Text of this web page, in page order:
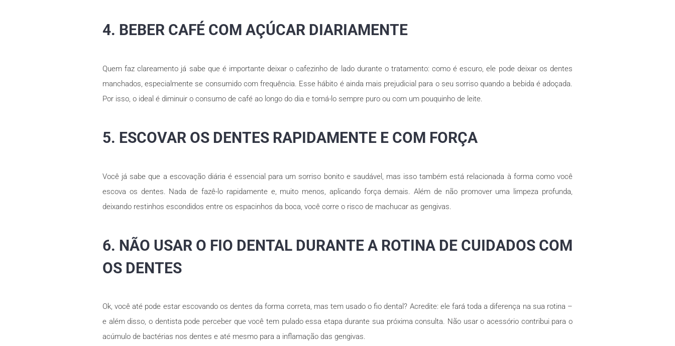
4. BEBER CAFÉ COM AÇÚCAR DIARIAMENTE
Quem faz clareamento já sabe que é importante deixar o cafezinho de lado durante o tratamento: como é escuro, ele pode deixar os dentes
manchados, especialmente se consumido com frequência. Esse hábito é ainda mais prejudicial para o seu sorriso quando a bebida é adoçada.
Por isso, o ideal é diminuir o consumo de café ao longo do dia e tomá-lo sempre puro ou com um pouquinho de leite.
5. ESCOVAR OS DENTES RAPIDAMENTE E COM FORÇA
Você já sabe que a escovação diária é essencial para um sorriso bonito e saudável, mas isso também está relacionada à forma como você
escova os dentes. Nada de fazê-lo rapidamente e, muito menos, aplicando força demais. Além de não promover uma limpeza profunda,
deixando restinhos escondidos entre os espacinhos da boca, você corre o risco de machucar as gengivas.
6. NÃO USAR O FIO DENTAL DURANTE A ROTINA DE CUIDADOS COM
OS DENTES
Ok, você até pode estar escovando os dentes da forma correta, mas tem usado o fio dental? Acredite: ele fará toda a diferença na sua rotina –
e além disso, o dentista pode perceber que você tem pulado essa etapa durante sua próxima consulta. Não usar o acessório contribui para o
acúmulo de bactérias nos dentes e até mesmo para a inflamação das gengivas.